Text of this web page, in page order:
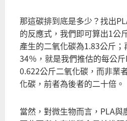
那這碳排到底是多少？找出
的反應式，我們即可算出1公
產生的二氧化碳為1.83公斤
34％，就是我們推估的每公
0.622公斤二氧化碳，而非業
化碳，前者為後者的二十倍。
當然，對微生物而言，PLA與